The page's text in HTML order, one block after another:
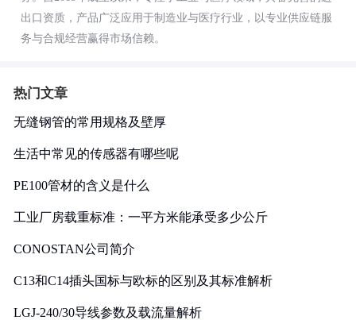
出口资质，产品广泛应用于制造业与医疗行业，以专业供应链服
务与合规经营赢得市场信赖。
热门文章
无缝钢管的常用规格及壁厚
生活中常见的传感器有哪些呢
PE100管材的含义是什么
工业厂房载重标准：一平方米能承受多少公斤
CONOSTAN公司简介
C13和C14插头国标与欧标的区别及其标准解析
LGJ-240/30导线参数及载流量解析